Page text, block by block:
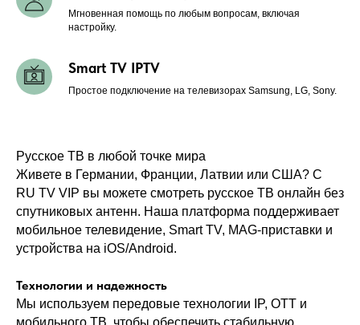
Мгновенная помощь по любым вопросам, включая
настройку.
Smart TV IPTV
Простое подключение на телевизорах Samsung, LG, Sony.
Русское ТВ в любой точке мира
Живете в Германии, Франции, Латвии или США? С
RU TV VIP вы можете смотреть русское ТВ онлайн без
спутниковых антенн. Наша платформа поддерживает
мобильное телевидение, Smart TV, MAG-приставки и
устройства на iOS/Android.
Технологии и надежность
Мы используем передовые технологии IP, OTT и
мобильного ТВ, чтобы обеспечить стабильную